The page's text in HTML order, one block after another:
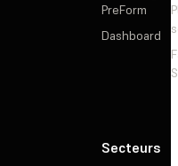
PreForm
Dashboard
Secteurs